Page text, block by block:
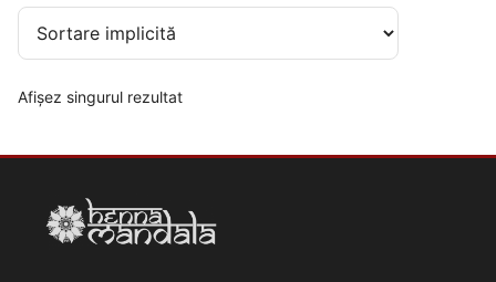
Afișez singurul rezultat